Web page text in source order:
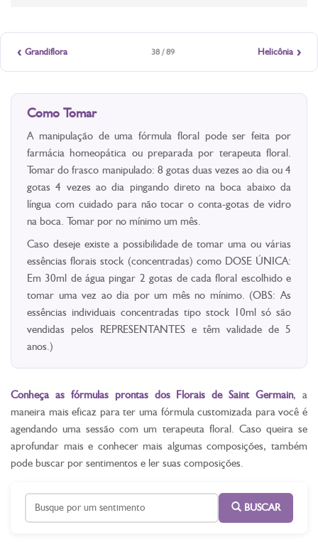
‹ Grandiflora 38 / 89 Helicônia ›
Como Tomar
A manipulação de uma fórmula floral pode ser feita por
farmácia homeopática ou preparada por terapeuta floral.
Tomar do frasco manipulado: 8 gotas duas vezes ao dia ou 4
gotas 4 vezes ao dia pingando direto na boca abaixo da
língua com cuidado para não tocar o conta-gotas de vidro
na boca. Tomar por no mínimo um mês.
Caso deseje existe a possibilidade de tomar uma ou várias
essências florais stock (concentradas) como DOSE ÚNICA:
Em 30ml de água pingar 2 gotas de cada floral escolhido e
tomar uma vez ao dia por um mês no mínimo. (OBS: As
essências individuais concentradas tipo stock 10ml só são
vendidas pelos REPRESENTANTES e têm validade de 5
anos.)
Conheça as fórmulas prontas dos Florais de Saint Germain, a
maneira mais eficaz para ter uma fórmula customizada para você é
agendando uma sessão com um terapeuta floral. Caso queira se
aprofundar mais e conhecer mais algumas composições, também
pode buscar por sentimentos e ler suas composições.
BUSCAR